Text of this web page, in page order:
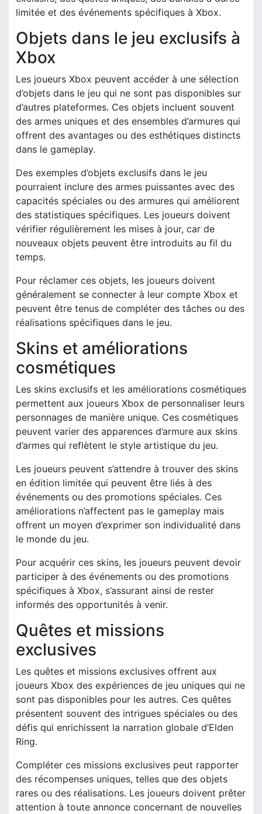
limitée et des événements spécifiques à Xbox.
Objets dans le jeu exclusifs à
Xbox
Les joueurs Xbox peuvent accéder à une sélection
d’objets dans le jeu qui ne sont pas disponibles sur
d’autres plateformes. Ces objets incluent souvent
des armes uniques et des ensembles d’armures qui
offrent des avantages ou des esthétiques distincts
dans le gameplay.
Des exemples d’objets exclusifs dans le jeu
pourraient inclure des armes puissantes avec des
capacités spéciales ou des armures qui améliorent
des statistiques spécifiques. Les joueurs doivent
vérifier régulièrement les mises à jour, car de
nouveaux objets peuvent être introduits au fil du
temps.
Pour réclamer ces objets, les joueurs doivent
généralement se connecter à leur compte Xbox et
peuvent être tenus de compléter des tâches ou des
réalisations spécifiques dans le jeu.
Skins et améliorations
cosmétiques
Les skins exclusifs et les améliorations cosmétiques
permettent aux joueurs Xbox de personnaliser leurs
personnages de manière unique. Ces cosmétiques
peuvent varier des apparences d’armure aux skins
d’armes qui reflètent le style artistique du jeu.
Les joueurs peuvent s’attendre à trouver des skins
en édition limitée qui peuvent être liés à des
événements ou des promotions spéciales. Ces
améliorations n’affectent pas le gameplay mais
offrent un moyen d’exprimer son individualité dans
le monde du jeu.
Pour acquérir ces skins, les joueurs peuvent devoir
participer à des événements ou des promotions
spécifiques à Xbox, s’assurant ainsi de rester
informés des opportunités à venir.
Quêtes et missions
exclusives
Les quêtes et missions exclusives offrent aux
joueurs Xbox des expériences de jeu uniques qui ne
sont pas disponibles pour les autres. Ces quêtes
présentent souvent des intrigues spéciales ou des
défis qui enrichissent la narration globale d’Elden
Ring.
Compléter ces missions exclusives peut rapporter
des récompenses uniques, telles que des objets
rares ou des réalisations. Les joueurs doivent prêter
attention à toute annonce concernant de nouvelles